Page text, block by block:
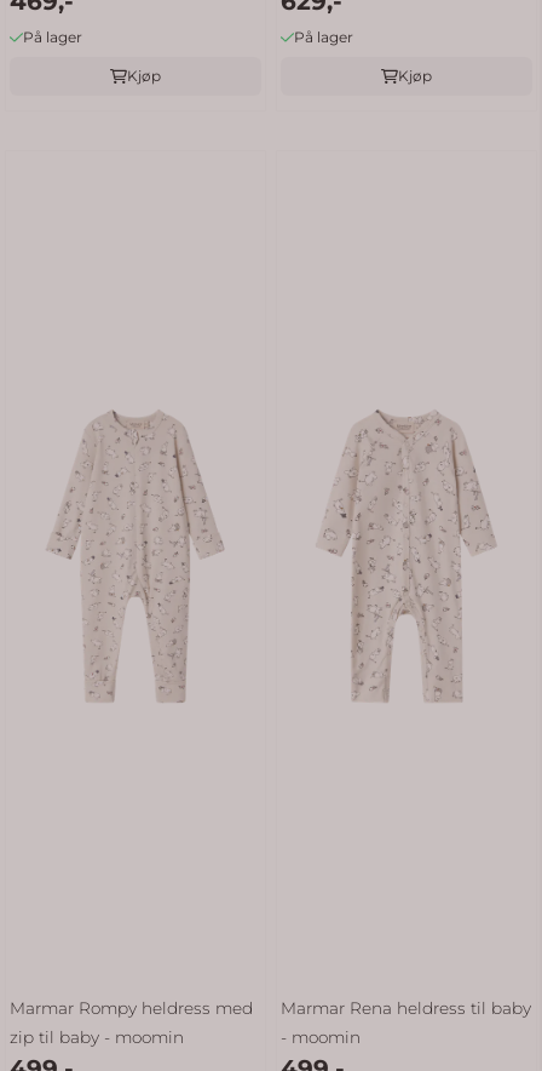
På lager
Kjøp
På lager
Kjøp
Marmar Rompy heldress med
zip til baby - moomin
Marmar Rena heldress til baby
- moomin